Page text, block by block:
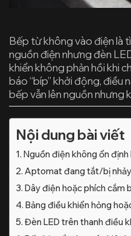
Bếp từ không vào điện là
nguồn điện nhưng đèn
khiển không phản hồi khi
báo “bíp” khởi động, điều
bếp vẫn lên nguồn nhưng
Nội dung bài viết
Nguồn điện không ổn định
Aptomat đang tắt/bị
Dây điện hoặc phích cắm
Bảng điều khiển hỏng
Đèn LED trên thanh điều